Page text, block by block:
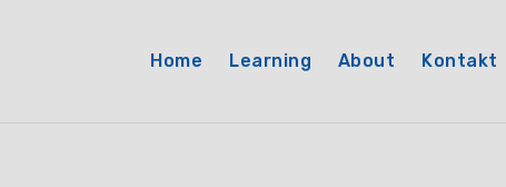
Home Learning About Kontakt